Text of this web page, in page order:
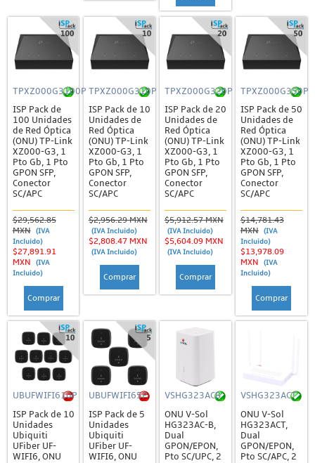
TPXZ000G3100P
ISP Pack de
100 Unidades
de Red Óptica
(ONU) TP-Link
XZ000-G3, 1
Pto Gb, 1 Pto
GPON SFP,
Conector
SC/APC
$29,562.85
MXN
(IVA
Incluido)
$27,891.91
MXN
(IVA
Incluido)
Comprar
TPXZ000G310P
ISP Pack de 10
Unidades de
Red Óptica
(ONU) TP-Link
XZ000-G3, 1
Pto Gb, 1 Pto
GPON SFP,
Conector
SC/APC
$2,956.29 MXN
(IVA Incluido)
$2,808.47 MXN
(IVA Incluido)
Comprar
TPXZ000G320P
ISP Pack de 20
Unidades de
Red Óptica
(ONU) TP-Link
XZ000-G3, 1
Pto Gb, 1 Pto
GPON SFP,
Conector
SC/APC
$5,912.57 MXN
(IVA Incluido)
$5,604.09 MXN
(IVA Incluido)
Comprar
TPXZ000G350P
ISP Pack de 50
Unidades de
Red Óptica
(ONU) TP-Link
XZ000-G3, 1
Pto Gb, 1 Pto
GPON SFP,
Conector
SC/APC
$14,781.43
MXN
(IVA
Incluido)
$13,978.09
MXN
(IVA
Incluido)
Comprar
UBUFWIFI610P
ISP Pack de 10
Unidades
Ubiquiti
UFiber UF-
WIFI6, ONU
UBUFWIFI65P
ISP Pack de 5
Unidades
Ubiquiti
UFiber UF-
WIFI6, ONU
VSHG323ACB
ONU V-Sol
HG323AC-B,
Dual
GPON/EPON,
Pto SC/UPC, 2
VSHG323ACT
ONU V-Sol
HG323ACT,
Dual
GPON/EPON,
Pto SC/APC, 2